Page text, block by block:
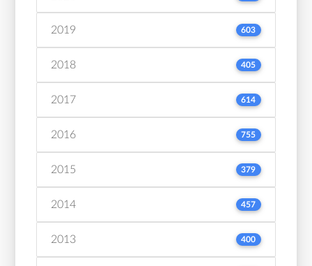
2019 603
2018 405
2017 614
2016 755
2015 379
2014 457
2013 400